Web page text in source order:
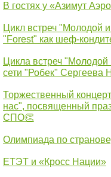
В гостях у «Азимут
Цикл встреч "Молодой
"Forest" как шеф-
Цикла встреч
сети "Робек" Сергеева
Торжественный
нас", посвященный
СПО👏
Олимпиада по
ЕТЭТ и «Кросс Нации»